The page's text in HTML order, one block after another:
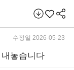
수정일 2026-05-23
놓습니다